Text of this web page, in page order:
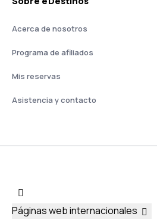
Acerca de nosotros
Programa de afiliados
Mis reservas
Asistencia y contacto
Páginas web internacionales